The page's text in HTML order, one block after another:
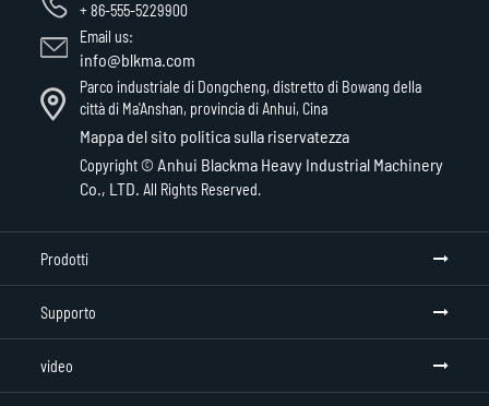
+ 86-555-5229900
Email us:
info@blkma.com
Parco industriale di Dongcheng, distretto di Bowang della
città di Ma'Anshan, provincia di Anhui, Cina
Mappa del sito politica sulla riservatezza
Copyright © Anhui Blackma Heavy Industrial Machinery
Co., LTD. All Rights Reserved.
Prodotti
Supporto
video